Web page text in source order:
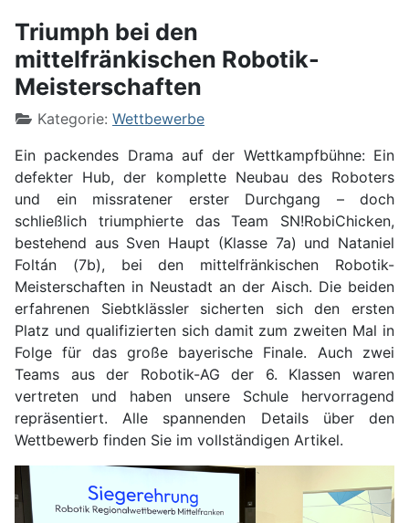
Triumph bei den
mittelfränkischen Robotik-
Meisterschaften
Kategorie: Wettbewerbe
Ein packendes Drama auf der Wettkampfbühne: Ein
defekter Hub, der komplette Neubau des Roboters
und ein missratener erster Durchgang – doch
schließlich triumphierte das Team SN!RobiChicken,
bestehend aus Sven Haupt (Klasse 7a) und Nataniel
Foltán (7b), bei den mittelfränkischen Robotik-
Meisterschaften in Neustadt an der Aisch. Die beiden
erfahrenen Siebtklässler sicherten sich den ersten
Platz und qualifizierten sich damit zum zweiten Mal in
Folge für das große bayerische Finale. Auch zwei
Teams aus der Robotik-AG der 6. Klassen waren
vertreten und haben unsere Schule hervorragend
repräsentiert. Alle spannenden Details über den
Wettbewerb finden Sie im vollständigen Artikel.